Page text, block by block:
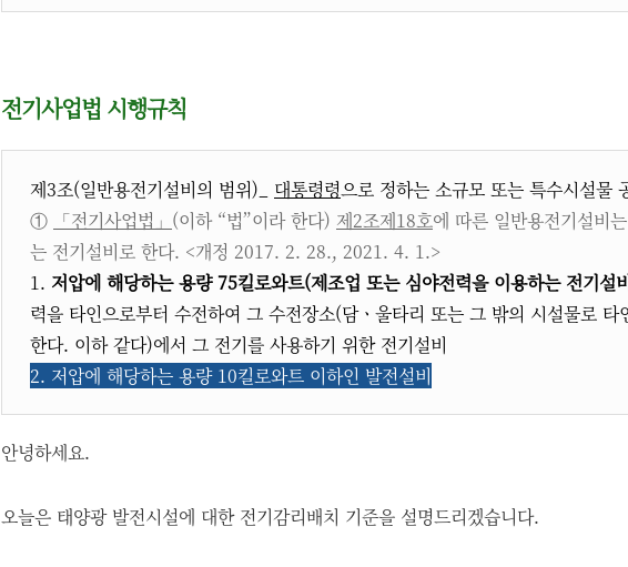
전기사업법 시행규칙
제3조(일반용전기설비의 범위)_ 대통령령으로 정하는 소규모 또는 특수시설물
①
「전기사업법」 (이하 “법”이라 한다) 제2조제18호에 따른 일반용전기설비
는 전기설비로 한다. <개정 2017. 2. 28., 2021. 4. 1.>
1. 저압에 해당하는 용량 75킬로와트(제조업 또는 심야전력을 이용하는 전기설
력을 타인으로부터 수전하여 그 수전장소(담ㆍ울타리 또는 그 밖의 시설물로
한다. 이하 같다)에서 그 전기를 사용하기 위한 전기설비
2. 저압에 해당하는 용량 10킬로와트 이하인 발전설비
안녕하세요.
오늘은 태양광 발전시설에 대한 전기감리배치 기준을 설명드리겠습니다.